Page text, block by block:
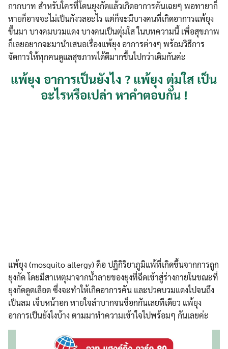
กากบาท สำหรับใครที่โดนยุงกัดแล้วเกิดอาการคันเฉยๆ พอทายาก็
หายก็อาจจะไม่เป็นกังวลอะไร แต่ก็จะมีบางคนที่เกิดอาการแพ้ยุง
ขึ้นมา บางคมบวมแดง บางคนเป็นตุ่มใส ในบทความนี้ เพื่อสุขภาพ
ก็เลยอยากจะมานำเสนอเรื่องแพ้ยุง อาการต่างๆ พร้อมวิธีการ
จัดการให้ทุกคนดูแลสุขภาพได้ดีมากขึ้นไปกว่าเดิมกันค่ะ
แพ้ยุง อาการเป็นยังไง ? แพ้ยุง ตุ่มใส เป็น
อะไรหรือเปล่า หาคำตอบกัน !
แพ้ยุง (mosquito allergy) คือ ปฏิกิริยาภูมิแพ้ที่เกิดขึ้นจากการถูก
ยุงกัด โดยมีสาเหตุมาจากน้ำลายของยุงที่ฉีดเข้าสู่ร่างกายในขณะที่
ยุงกัดดูดเลือด ซึ่งจะทำให้เกิดอาการคัน และปวดบวมแดงไปจนถึง
เป็นลม เจ็บหน้าอก หายใจลำบากจนช็อกกันเลยทีเดียว แพ้ยุง
อาการเป็นยังไงบ้าง ตามมาทำความเข้าใจไปพร้อมๆ กันเลยค่ะ